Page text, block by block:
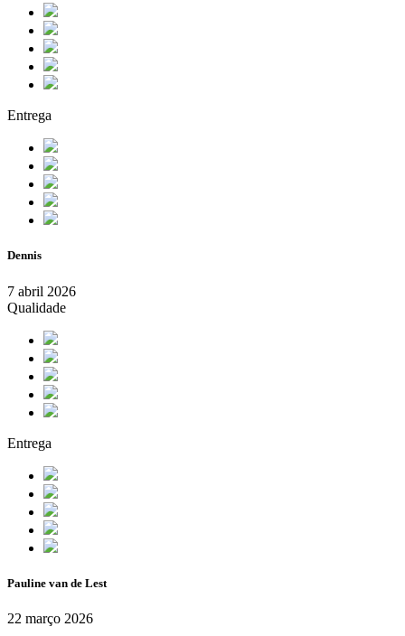
Entrega
Dennis
7 abril 2026
Qualidade
Entrega
Pauline van de Lest
22 março 2026